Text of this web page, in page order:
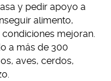
y pedir apoyo a
alimento,
mejoran.
a más de 300
aves, cerdos,